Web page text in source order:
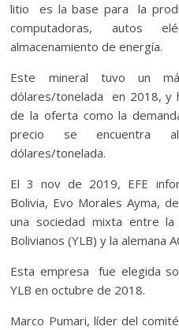
litio es la base para la
computadoras, autos
almacenamiento de energía.
Este mineral tuvo un
dólares/tonelada en 2018, y
de la oferta como la
precio se encuentra
dólares/tonelada.
El 3 nov de 2019, EFE
Bolivia, Evo Morales Ayma,
una sociedad mixta entre
Bolivianos (YLB) y la alemana
Esta empresa fue elegida
YLB en octubre de 2018.
Marco Pumari, líder del